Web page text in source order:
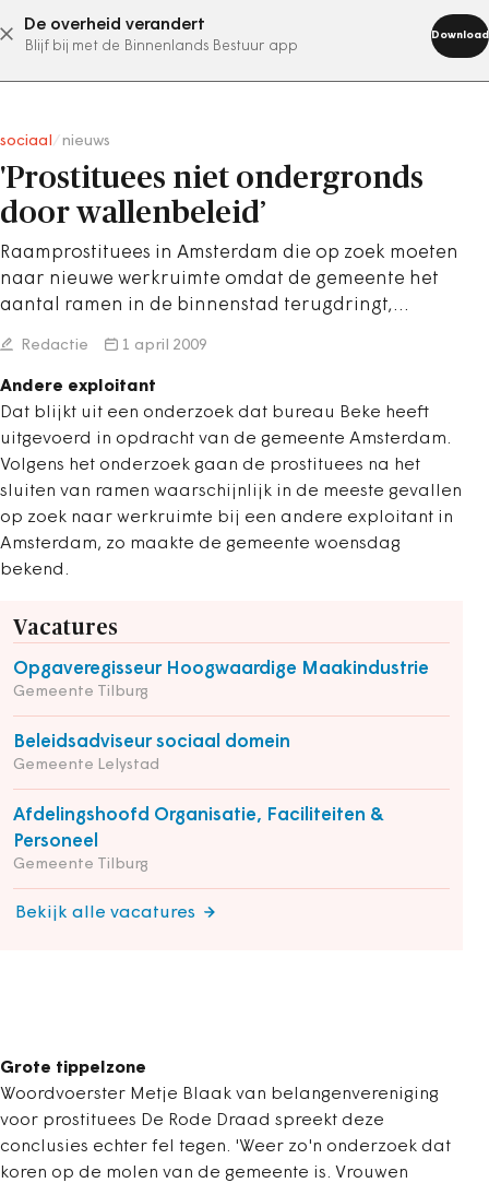
De overheid verandert
Blijf bij met de Binnenlands Bestuur app
Download
abonneer nu
sociaal nieuws
'Prostituees niet ondergronds
door wallenbeleid’
Raamprostituees in Amsterdam die op zoek moeten
naar nieuwe werkruimte omdat de gemeente het
aantal ramen in de binnenstad terugdringt,…
Redactie 1 april 2009
Andere exploitant
Dat blijkt uit een onderzoek dat bureau Beke heeft
uitgevoerd in opdracht van de gemeente Amsterdam.
Volgens het onderzoek gaan de prostituees na het
sluiten van ramen waarschijnlijk in de meeste gevallen
op zoek naar werkruimte bij een andere exploitant in
Amsterdam, zo maakte de gemeente woensdag
bekend.
Vacatures
Opgaveregisseur Hoogwaardige Maakindustrie
Gemeente Tilburg
Beleidsadviseur sociaal domein
Gemeente Lelystad
Afdelingshoofd Organisatie, Faciliteiten &
Personeel
Gemeente Tilburg
Bekijk alle vacatures
Grote tippelzone
Woordvoerster Metje Blaak van belangenvereniging
voor prostituees De Rode Draad spreekt deze
conclusies echter fel tegen. 'Weer zo'n onderzoek dat
koren op de molen van de gemeente is. Vrouwen